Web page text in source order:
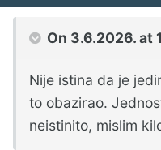
On 3.6.2026. at
Nije istina da je
to obazirao.
neistinito, mislim